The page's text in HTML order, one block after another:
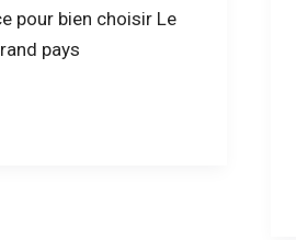
pour bien choisir Le
pays